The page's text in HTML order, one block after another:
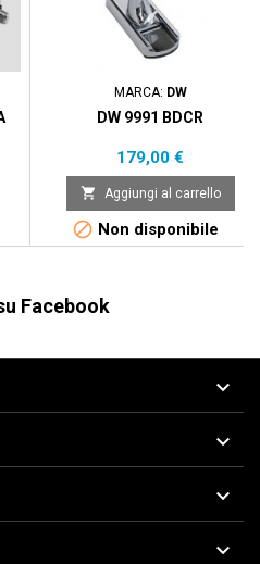
MARCA: DW
DW 9991 BDCR
Prezzo
179,00 €
 Aggiungi al carrello
 Non disponibile
Facebook



